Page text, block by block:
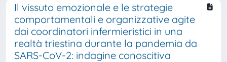
Il vissuto emozionale e le strategie
comportamentali e organizzative agite
dai coordinatori infermieristici in una
realtà triestina durante la pandemia da
SARS-CoV-2: indagine conoscitiva